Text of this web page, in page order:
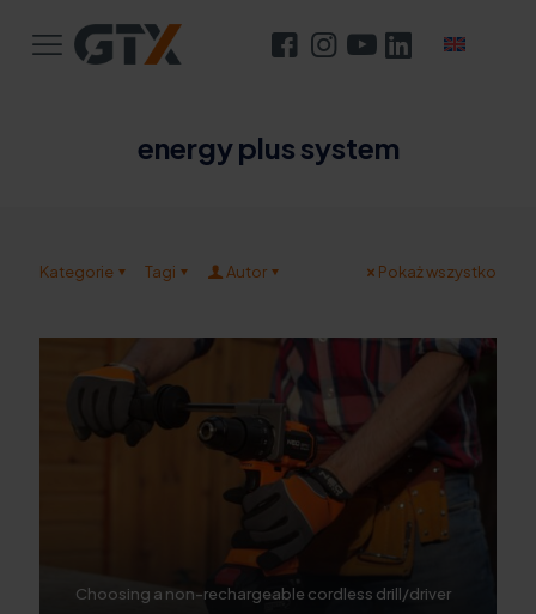
energy plus system
Kategorie Tagi Autor Pokaż wszystko
Choosing a non-rechargeable cordless drill/driver